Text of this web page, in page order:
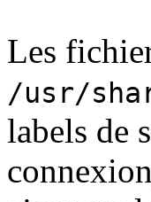
Les
/usr/
labels de